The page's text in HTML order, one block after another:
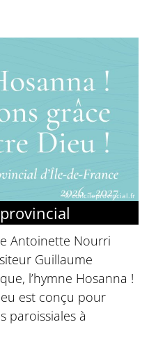
© concileprovincial.fr
Antoinette Nourri
Guillaume
l’hymne Hosanna !
est conçu pour
paroissiales à